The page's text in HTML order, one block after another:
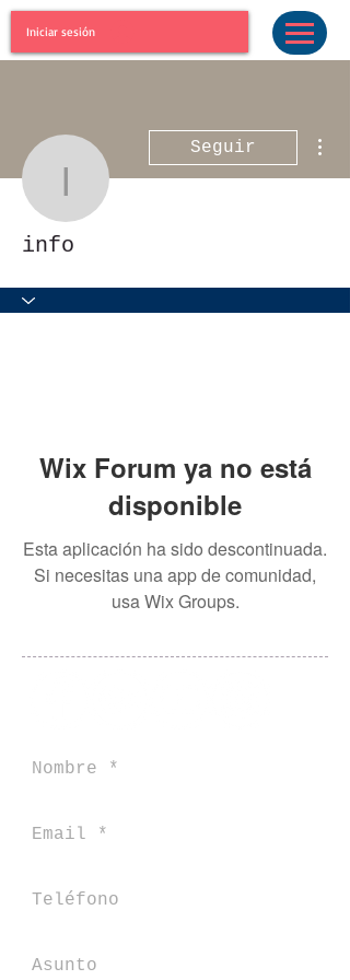
Iniciar sesión
info
Seguir
info
Wix Forum ya no está
disponible
Esta aplicación ha sido descontinuada.
Si necesitas una app de comunidad,
usa Wix Groups.